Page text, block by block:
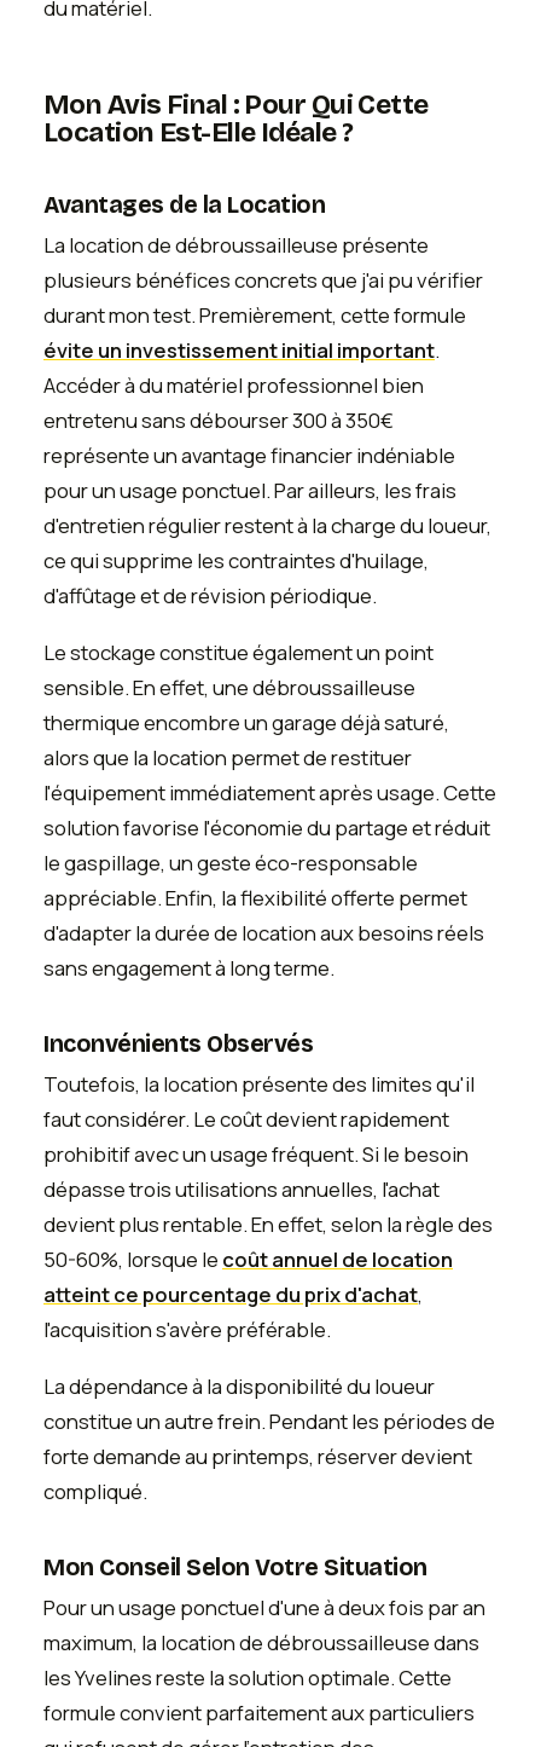
du matériel.
Mon Avis Final : Pour Qui Cette
Location Est-Elle Idéale ?
Avantages de la Location
La location de débroussailleuse présente
plusieurs bénéfices concrets que j'ai pu vérifier
durant mon test. Premièrement, cette formule
évite un investissement initial important.
Accéder à du matériel professionnel bien
entretenu sans débourser 300 à 350€
représente un avantage financier indéniable
pour un usage ponctuel. Par ailleurs, les frais
d'entretien régulier restent à la charge du loueur,
ce qui supprime les contraintes d'huilage,
d'affûtage et de révision périodique.
Le stockage constitue également un point
sensible. En effet, une débroussailleuse
thermique encombre un garage déjà saturé,
alors que la location permet de restituer
l'équipement immédiatement après usage. Cette
solution favorise l'économie du partage et réduit
le gaspillage, un geste éco-responsable
appréciable. Enfin, la flexibilité offerte permet
d'adapter la durée de location aux besoins réels
sans engagement à long terme.
Inconvénients Observés
Toutefois, la location présente des limites qu'il
faut considérer. Le coût devient rapidement
prohibitif avec un usage fréquent. Si le besoin
dépasse trois utilisations annuelles, l'achat
devient plus rentable. En effet, selon la règle des
50-60%, lorsque le coût annuel de location
atteint ce pourcentage du prix d'achat,
l'acquisition s'avère préférable.
La dépendance à la disponibilité du loueur
constitue un autre frein. Pendant les périodes de
forte demande au printemps, réserver devient
compliqué.
Mon Conseil Selon Votre Situation
Pour un usage ponctuel d'une à deux fois par an
maximum, la location de débroussailleuse dans
les Yvelines reste la solution optimale. Cette
formule convient parfaitement aux particuliers